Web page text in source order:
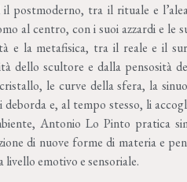
postmoderno, tra il rituale e
al centro, con i suoi azzardi e le
e la metafisica, tra il reale e il
dello scultore e dalla pensosità
le curve della sfera, la
deborda e, al tempo stesso, li
Antonio Lo Pinto pratica
di nuove forme di materia e
livello emotivo e sensoriale.